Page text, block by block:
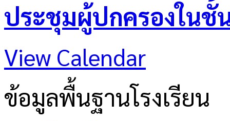
ประชุมผู้ปกครองในชั้
View Calendar
ข้อมูลพื้นฐานโรงเรียน